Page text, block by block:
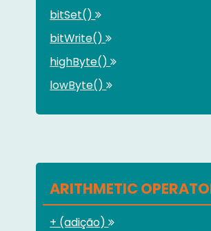
bitSet()
bitWrite()
highByte()
lowByte()
ARITHMETIC
+ (adição)